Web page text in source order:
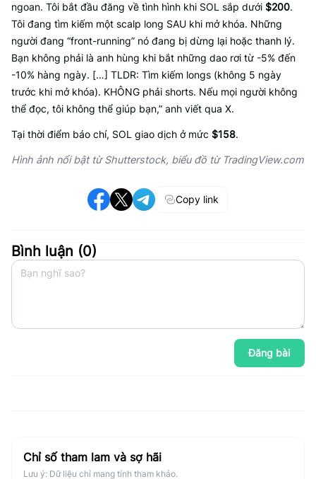
ngoan. Tôi bắt đầu đăng về tình hình khi SOL sắp dưới $200.
Tôi đang tìm kiếm một scalp long SAU khi mở khóa. Những
người đang “front-running” nó đang bị dừng lại hoặc thanh lý.
Bạn không phải là anh hùng khi bắt những dao rơi từ -5% đến
-10% hàng ngày. […] TLDR: Tìm kiếm longs (không 5 ngày
trước khi mở khóa). KHÔNG phải shorts. Nếu mọi người không
thể đọc, tôi không thể giúp bạn,” anh viết qua X.
Tại thời điểm báo chí, SOL giao dịch ở mức $158.
Hình ảnh nổi bật từ Shutterstock, biểu đồ từ TradingView.com
Copy link
Bình luận (0)
Đăng bài
Chỉ số tham lam và sợ hãi
Lưu ý: Dữ liệu chỉ mang tính tham khảo.